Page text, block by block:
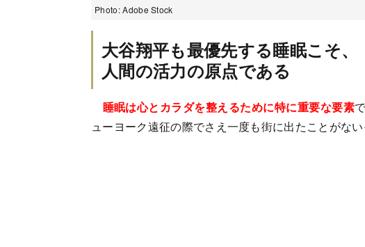
Photo: Adobe Stock
大谷翔平も最優先する睡眠こそ、
人間の活力の原点である
睡眠は心とカラダを整えるために特に重要な要素
ューヨーク遠征の際でさえ一度も街に出たことがない